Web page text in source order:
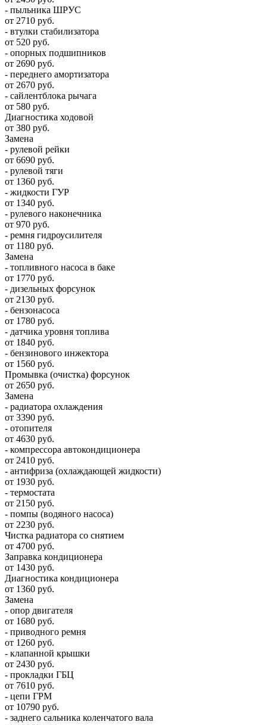
- пыльника ШРУС
от 2710 руб.
- втулки стабилизатора
от 520 руб.
- опорных подшипников
от 2690 руб.
- переднего амортизатора
от 2670 руб.
- сайлентблока рычага
от 580 руб.
Диагностика ходовой
от 380 руб.
Замена
- рулевой рейки
от 6690 руб.
- рулевой тяги
от 1360 руб.
- жидкости ГУР
от 1340 руб.
- рулевого наконечника
от 970 руб.
- ремня гидроусилителя
от 1180 руб.
Замена
- топливного насоса в баке
от 1770 руб.
- дизельных форсунок
от 2130 руб.
- бензонасоса
от 1780 руб.
- датчика уровня топлива
от 1840 руб.
- бензинового инжектора
от 1560 руб.
Промывка (очистка) форсунок
от 2650 руб.
Замена
- радиатора охлаждения
от 3390 руб.
- отопителя
от 4630 руб.
- компрессора автокондиционера
от 2410 руб.
- антифриза (охлаждающей жидкости)
от 1930 руб.
- термостата
от 2150 руб.
- помпы (водяного насоса)
от 2230 руб.
Чистка радиатора со снятием
от 4700 руб.
Заправка кондиционера
от 1430 руб.
Диагностика кондиционера
от 1360 руб.
Замена
- опор двигателя
от 1680 руб.
- приводного ремня
от 1260 руб.
- клапанной крышки
от 2430 руб.
- прокладки ГБЦ
от 7610 руб.
- цепи ГРМ
от 10790 руб.
- заднего сальника коленчатого вала